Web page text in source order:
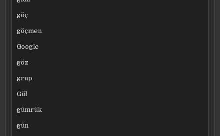
göç
göçmen
Google
göz
grup
Gül
gümrük
gün